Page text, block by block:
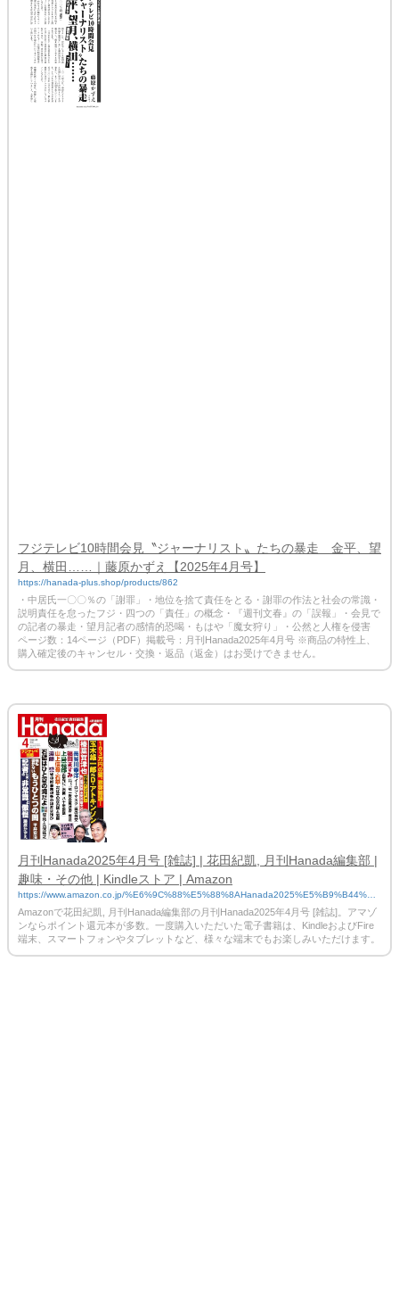
フジテレビ10時間会見〝ジャーナリスト〟たちの暴走 金平、望
月、横田……｜藤原かずえ【2025年4月号】
https://hanada-plus.shop/products/862
・中居氏一〇〇％の「謝罪」・地位を捨て責任をとる・謝罪の作法と社会の常識・
説明責任を怠ったフジ・四つの「責任」の概念・『週刊文春』の「誤報」・会見で
の記者の暴走・望月記者の感情的恐喝・もはや「魔女狩り」・公然と人権を侵害
ページ数：14ページ（PDF）掲載号：月刊Hanada2025年4月号 ※商品の特性上、
購入確定後のキャンセル・交換・返品（返金）はお受けできません。
月刊Hanada2025年4月号 [雑誌] | 花田紀凱, 月刊Hanada編集部 |
趣味・その他 | Kindleストア | Amazon
https://www.amazon.co.jp/%E6%9C%88%E5%88%8AHanada2025%E5%B9%B44%E
6%9C%88%E5%8F%B7-%E9%9B%91%E8%AA%8C-%E8%8A%B1%E7%94%B0%E
7%B4%80%E5%87%B1-ebook/dp/B0DYJG6HYH/ref=sr_1_1?dib=eyJ2IjoiMSJ9.gZGLV
xZx48DJiGFUL4VzNhEAcrxOfuuDS-p4hvCn56MLxZXSC_HvbL4y82w8pJ16VynyBTOW
aY_WhKiWikMTotZcQL_-6FQ4BDatFSx_l_ivRo0Q_kqJGAKmeqpQTpyzAEqHrEM0dGm-
8ZGv88k5zOnrfzmjd-5Tbg1YnYt0jsYFkRV6AlftkPgsEALO1bZEVeteuYVhLMltFkFAfBjyW
Amazonで花田紀凱, 月刊Hanada編集部の月刊Hanada2025年4月号 [雑誌]。アマゾ
ンならポイント還元本が多数。一度購入いただいた電子書籍は、KindleおよびFire
端末、スマートフォンやタブレットなど、様々な端末でもお楽しみいただけます。